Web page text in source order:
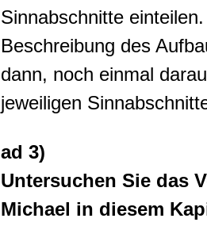
Sinnabschnitte
Beschreibung des
dann, noch einmal
jeweiligen
ad 3)
Untersuchen Sie das
Michael in diesem